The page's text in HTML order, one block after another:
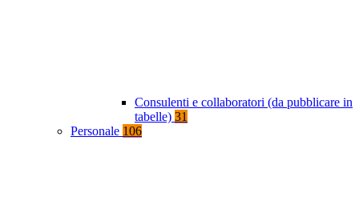
Consulenti e collaboratori (da pubblicare in
tabelle) 31
Personale 106